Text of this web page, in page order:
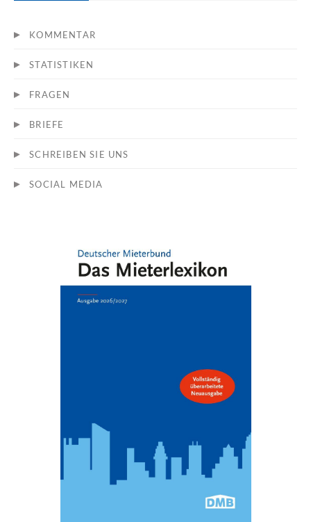
KOMMENTAR
STATISTIKEN
FRAGEN
BRIEFE
SCHREIBEN SIE UNS
SOCIAL MEDIA